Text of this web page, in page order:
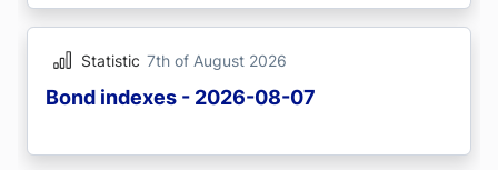
Statistic 7th of August 2026
Bond indexes - 2026-08-07